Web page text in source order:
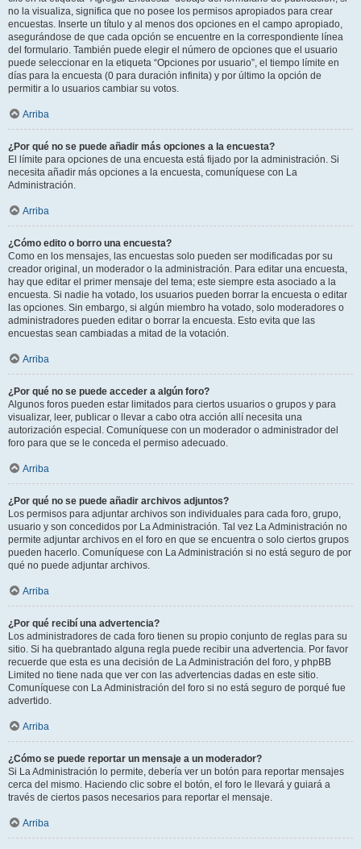
no la visualiza, significa que no posee los permisos apropiados para crear
encuestas. Inserte un título y al menos dos opciones en el campo apropiado,
asegurándose de que cada opción se encuentre en la correspondiente línea
del formulario. También puede elegir el número de opciones que el usuario
puede seleccionar en la etiqueta “Opciones por usuario”, el tiempo límite en
días para la encuesta (0 para duración infinita) y por último la opción de
permitir a lo usuarios cambiar su votos.
Arriba
¿Por qué no se puede añadir más opciones a la encuesta?
El límite para opciones de una encuesta está fijado por la administración. Si
necesita añadir más opciones a la encuesta, comuníquese con La
Administración.
Arriba
¿Cómo edito o borro una encuesta?
Como en los mensajes, las encuestas solo pueden ser modificadas por su
creador original, un moderador o la administración. Para editar una encuesta,
hay que editar el primer mensaje del tema; este siempre esta asociado a la
encuesta. Si nadie ha votado, los usuarios pueden borrar la encuesta o editar
las opciones. Sin embargo, si algún miembro ha votado, solo moderadores o
administradores pueden editar o borrar la encuesta. Esto evita que las
encuestas sean cambiadas a mitad de la votación.
Arriba
¿Por qué no se puede acceder a algún foro?
Algunos foros pueden estar limitados para ciertos usuarios o grupos y para
visualizar, leer, publicar o llevar a cabo otra acción allí necesita una
autorización especial. Comuníquese con un moderador o administrador del
foro para que se le conceda el permiso adecuado.
Arriba
¿Por qué no se puede añadir archivos adjuntos?
Los permisos para adjuntar archivos son individuales para cada foro, grupo,
usuario y son concedidos por La Administración. Tal vez La Administración no
permite adjuntar archivos en el foro en que se encuentra o solo ciertos grupos
pueden hacerlo. Comuníquese con La Administración si no está seguro de por
qué no puede adjuntar archivos.
Arriba
¿Por qué recibí una advertencia?
Los administradores de cada foro tienen su propio conjunto de reglas para su
sitio. Si ha quebrantado alguna regla puede recibir una advertencia. Por favor
recuerde que esta es una decisión de La Administración del foro, y phpBB
Limited no tiene nada que ver con las advertencias dadas en este sitio.
Comuníquese con La Administración del foro si no está seguro de porqué fue
advertido.
Arriba
¿Cómo se puede reportar un mensaje a un moderador?
Si La Administración lo permite, debería ver un botón para reportar mensajes
cerca del mismo. Haciendo clic sobre el botón, el foro le llevará y guiará a
través de ciertos pasos necesarios para reportar el mensaje.
Arriba